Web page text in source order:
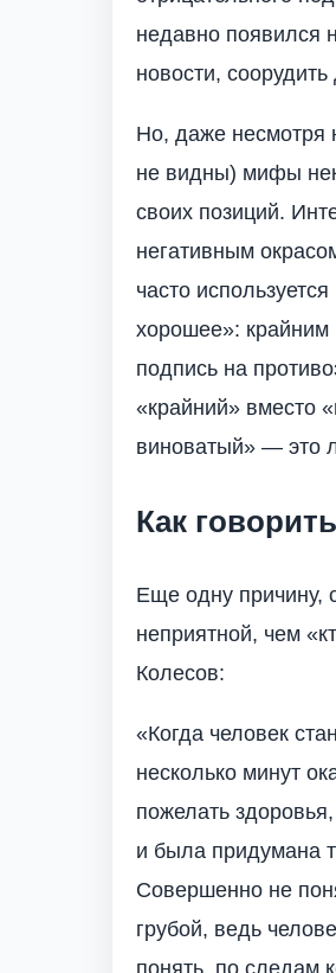
недавно появился
новости,
Но, даже несмотря
не видны) мифы
своих позиций.
негативным
часто
хорошее»: крайним
подпись на
«крайний» вместо
виноватый» — это
Как
Еще одну причину,
неприятной, чем
Колесов:
«Когда человек
несколько минут
пожелать
и была придумана
Совершенно не
грубой, ведь
понять, по следам